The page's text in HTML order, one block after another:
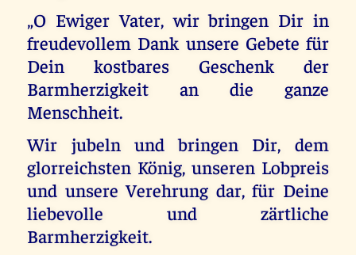
„O Ewiger Vater, wir bringen Dir in
freudevollem Dank unsere Gebete für
Dein kostbares Geschenk der
Barmherzigkeit an die ganze
Menschheit.
Wir jubeln und bringen Dir, dem
glorreichsten König, unseren Lobpreis
und unsere Verehrung dar, für Deine
liebevolle und zärtliche
Barmherzigkeit.